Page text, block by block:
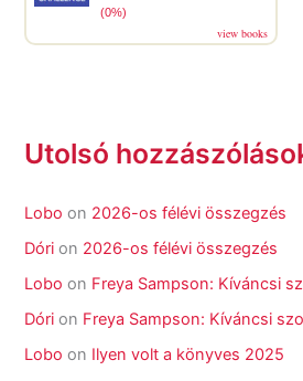
(0%)
view books
Utolsó
Lobo on 2026-os félévi összegzés
Dóri on 2026-os félévi összegzés
Lobo on Freya Sampson: Kíváncsi
Dóri on Freya Sampson: Kíváncsi
Lobo on Ilyen volt a könyves 2025